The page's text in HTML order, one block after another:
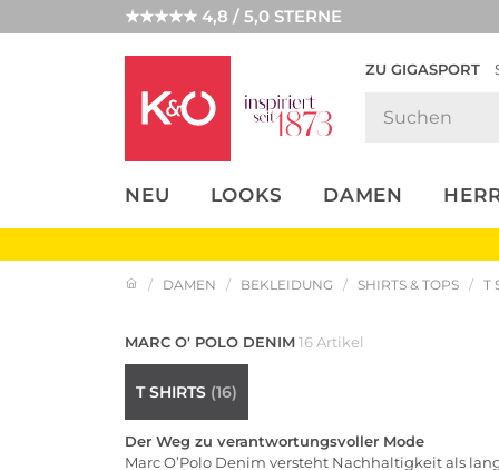
★★★★★ 4,8 / 5,0 STERNE
ZU GIGASPORT
NEU LOOKS DAMEN
UNSERE APP
CLICK &
DAMEN BEKLEIDUNG SHIRTS & TOPS T
MARC O' POLO DENIM16 Artikel
T SHIRTS (16)
Der Weg zu verantwortungsvoller Mode
Marc O’Polo Denim versteht Nachhaltigkeit als